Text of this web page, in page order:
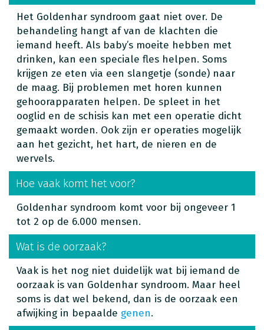
Het Goldenhar syndroom gaat niet over. De
behandeling hangt af van de klachten die
iemand heeft. Als baby’s moeite hebben met
drinken, kan een speciale fles helpen. Soms
krijgen ze eten via een slangetje (sonde) naar
de maag. Bij problemen met horen kunnen
gehoorapparaten helpen. De spleet in het
ooglid en de schisis kan met een operatie dicht
gemaakt worden. Ook zijn er operaties mogelijk
aan het gezicht, het hart, de nieren en de
wervels.
Hoe vaak komt het voor?
Goldenhar syndroom komt voor bij ongeveer 1
tot 2 op de 6.000 mensen.
Wat is de oorzaak?
Vaak is het nog niet duidelijk wat bij iemand de
oorzaak is van Goldenhar syndroom. Maar heel
soms is dat wel bekend, dan is de oorzaak een
afwijking in bepaalde genen.